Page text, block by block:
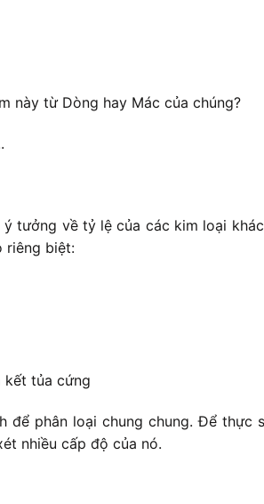
này từ Dòng hay Mác của chúng?
tưởng về tỷ lệ của các kim loại
riêng biệt:
kết tủa cứng
để phân loại chung chung. Để
nhiều cấp độ của nó.